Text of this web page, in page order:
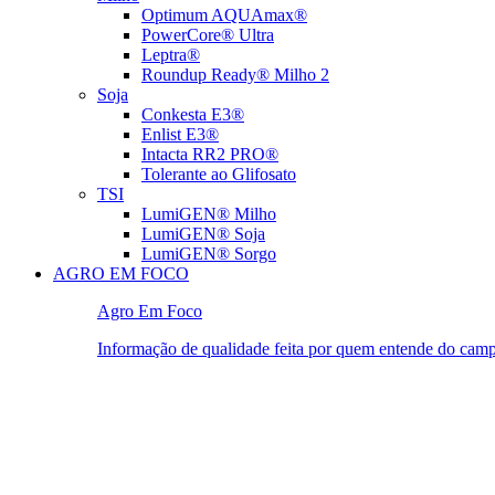
Optimum AQUAmax®
PowerCore® Ultra
Leptra®
Roundup Ready® Milho 2
Soja
Conkesta E3®
Enlist E3®
Intacta RR2 PRO®
Tolerante ao Glifosato
TSI
LumiGEN® Milho
LumiGEN® Soja
LumiGEN® Sorgo
AGRO EM FOCO
Agro Em Foco
Informação de qualidade feita por quem entende do